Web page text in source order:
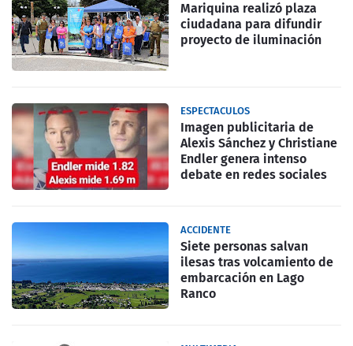
Mariquina realizó plaza
ciudadana para difundir
proyecto de iluminación
ESPECTACULOS
Imagen publicitaria de
Alexis Sánchez y Christiane
Endler genera intenso
debate en redes sociales
ACCIDENTE
Siete personas salvan
ilesas tras volcamiento de
embarcación en Lago
Ranco